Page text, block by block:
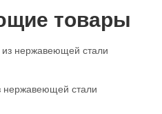
товары
нержавеющей стали